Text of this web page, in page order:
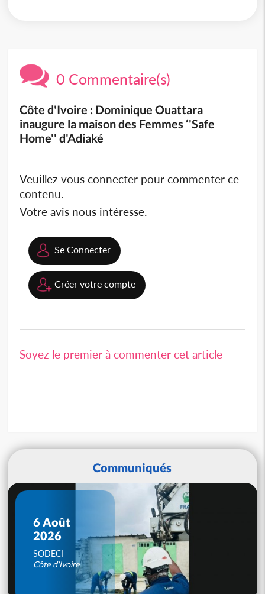
0 Commentaire(s)
Côte d'Ivoire : Dominique Ouattara
inaugure la maison des Femmes ‘'Safe
Home'' d'Adiaké
Veuillez vous connecter pour commenter ce
contenu.
Votre avis nous intéresse.
Se Connecter
Créer votre compte
Soyez le premier à commenter cet article
Communiqués
6 Août
2026
SODECI
Côte d'Ivoire